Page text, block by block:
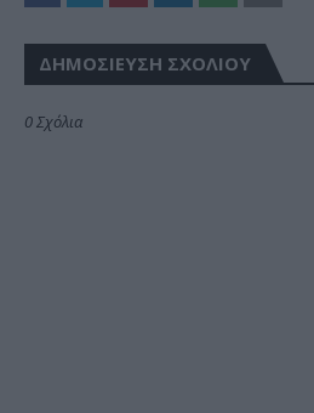
ΔΗΜΟΣΊΕΥΣΗ ΣΧΟΛΊΟΥ
0 Σχόλια